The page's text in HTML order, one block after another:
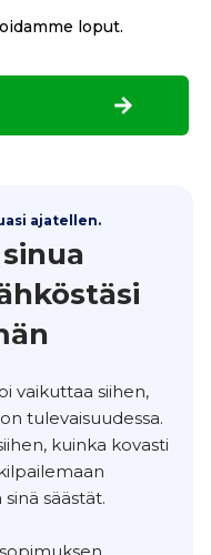
loput.
ajatellen.
vaikuttaa siihen,
tulevaisuudessa.
kuinka kovasti
säästät.